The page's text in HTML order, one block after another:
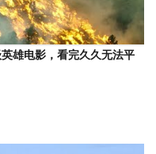
雄电影，看完久久无法平